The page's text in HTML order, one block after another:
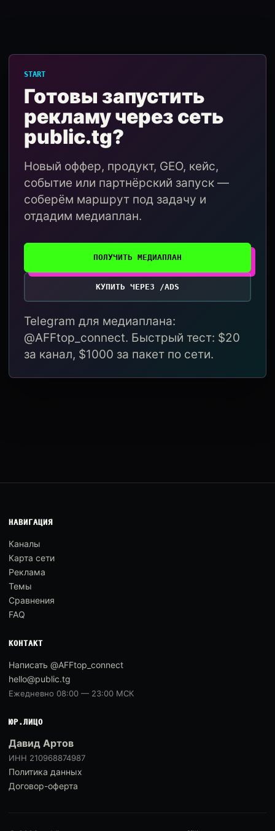
START
Готовы запустить
рекламу через сеть
public.tg?
Новый оффер, продукт, GEO, кейс,
событие или партнёрский запуск —
соберём маршрут под задачу и
отдадим медиаплан.
ПОЛУЧИТЬ МЕДИАПЛАН
КУПИТЬ ЧЕРЕЗ /ADS
Telegram для медиаплана:
@AFFtop_connect. Быстрый тест: $20
за канал, $1000 за пакет по сети.
НАВИГАЦИЯ
Каналы
Карта сети
Реклама
Темы
Сравнения
FAQ
КОНТАКТ
Написать @AFFtop_connect
hello@public.tg
Ежедневно 08:00 — 23:00 МСК
ЮР.ЛИЦО
Давид Артов
ИНН 210968874987
Политика данных
Договор-оферта